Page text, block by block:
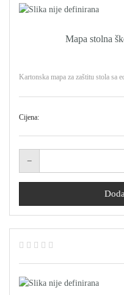
Mapa stolna
Kartonska mapa za zaštitu stola sa
Cijena: